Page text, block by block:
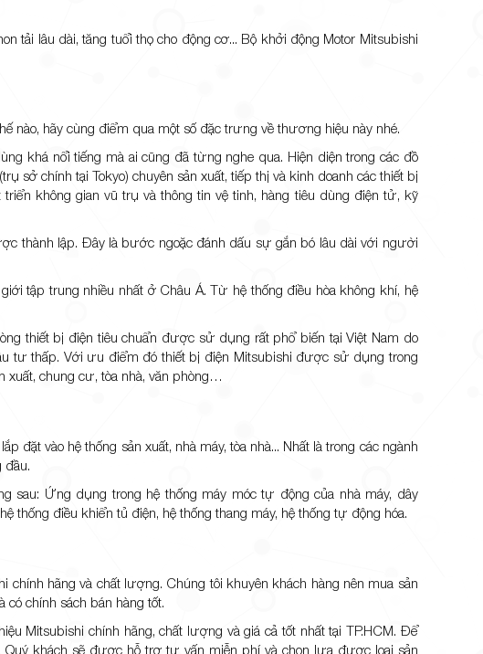
tải lâu dài, tăng tuổi thọ cho động cơ... Bộ khởi động Motor Mitsubishi
hãy cùng điểm qua một số đặc trưng về thương hiệu này nhé.
khá nổi tiếng mà ai cũng đã từng nghe qua. Hiện diện trong các đồ
sở chính tại Tokyo) chuyên sản xuất, tiếp thị và kinh doanh các thiết bị
không gian vũ trụ và thông tin vệ tinh, hàng tiêu dùng điện tử, kỹ
thành lập. Đây là bước ngoặc đánh dấu sự gắn bó lâu dài với người
tập trung nhiều nhất ở Châu Á. Từ hệ thống điều hòa không khí, hệ
thiết bị điện tiêu chuẩn được sử dụng rất phổ biến tại Việt Nam do
tư thấp. Với ưu điểm đó thiết bị điện Mitsubishi được sử dụng trong
xuất, chung cư, tòa nhà, văn phòng…
vào hệ thống sản xuất, nhà máy, tòa nhà... Nhất là trong các ngành
đầu.
sau: Ứng dụng trong hệ thống máy móc tự động của nhà máy, dây
thống điều khiển tủ điện, hệ thống thang máy, hệ thống tự động hóa.
hãng và chất lượng. Chúng tôi khuyên khách hàng nên mua sản
chính sách bán hàng tốt.
Mitsubishi chính hãng, chất lượng và giá cả tốt nhất tại TP.HCM. Để
khách sẽ được hỗ trợ tư vấn miễn phí và chọn lựa được loại sản